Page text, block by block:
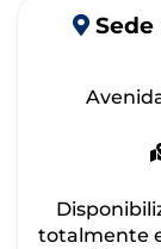
Sede
totalmente